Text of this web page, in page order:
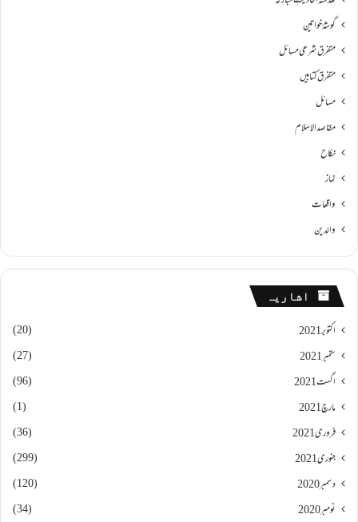
گوشۂ خواتین
متفرق شرعی مسائل
متفرق کتابیں
مسائل
مقاصد الاسلام
نکاح
نماز
واقعات
والدین
اشاریہ
اکتوبر 2021
(20)
ستمبر 2021
(27)
اگست 2021
(96)
مارچ 2021
(1)
فروری 2021
(36)
جنوری 2021
(299)
دسمبر 2020
(120)
نومبر 2020
(34)